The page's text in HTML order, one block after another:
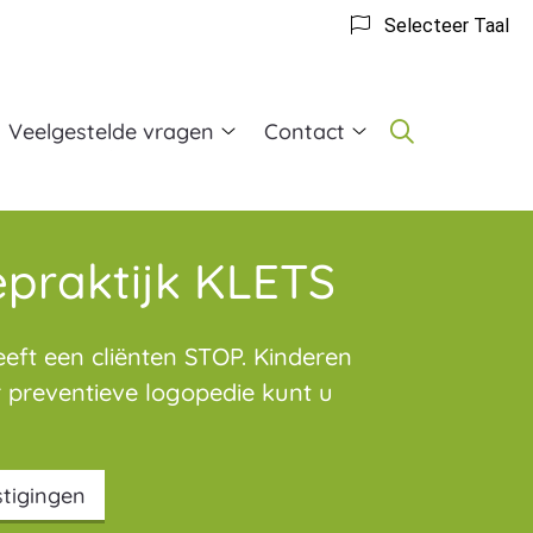
Selecteer Taal
Veelgestelde vragen Contact
KLETS
een cliënten STOP. Kinderen
logopedie kunt u